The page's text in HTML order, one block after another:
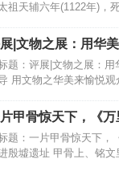
祖天辅六年(1122年)，
的庶长子，为金朝中央
亮从小就受到良好的封
崇…
|文物之展：用华
题：评展|文物之展：
用文物之华美来愉悦
物馆分别推出“山西古代文
甲骨惊天下，《
殷墟遗址
题：一片甲骨惊天下，
殷墟遗址 甲骨上、铭